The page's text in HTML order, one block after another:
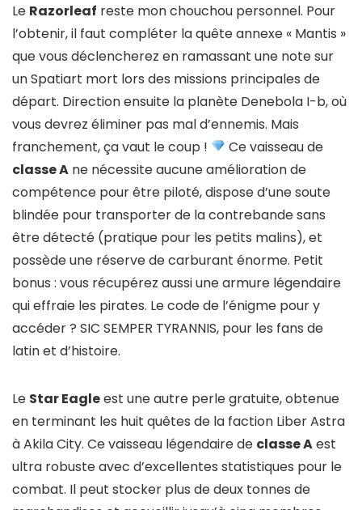
Le Razorleaf reste mon chouchou personnel. Pour
l’obtenir, il faut compléter la quête annexe « Mantis »
que vous déclencherez en ramassant une note sur
un Spatiart mort lors des missions principales de
départ. Direction ensuite la planète Denebola I-b, où
vous devrez éliminer pas mal d’ennemis. Mais
franchement, ça vaut le coup !
Ce vaisseau de
classe A ne nécessite aucune amélioration de
compétence pour être piloté, dispose d’une soute
blindée pour transporter de la contrebande sans
être détecté (pratique pour les petits malins), et
possède une réserve de carburant énorme. Petit
bonus : vous récupérez aussi une armure légendaire
qui effraie les pirates. Le code de l’énigme pour y
accéder ? SIC SEMPER TYRANNIS, pour les fans de
latin et d’histoire.
Le Star Eagleest une autre perle gratuite, obtenue
en terminant les huit quêtes de la faction Liber Astra
à Akila City. Ce vaisseau légendaire de classe Aest
ultra robuste avec d’excellentes statistiques pour le
combat. Il peut stocker plus de deux tonnes de